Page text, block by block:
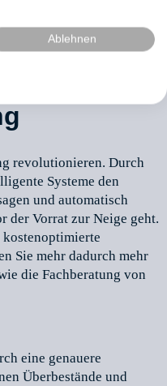
revolutionieren. Durch
Systeme den
und automatisch
der Vorrat zur Neige geht.
Sie mehr dadurch mehr
die Fachberatung von
eine genauere
Überbestände und
Ablehnen